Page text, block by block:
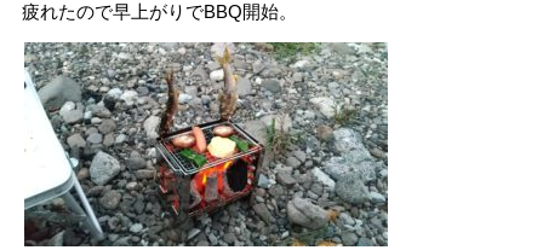
疲れたので早上がりでBBQ開始。